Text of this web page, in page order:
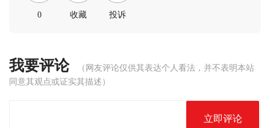
0 收藏 投诉
我要评论
（网友评论仅供其表达个人看法，并不表明本站
同意其观点或证实其描述）
立即评论